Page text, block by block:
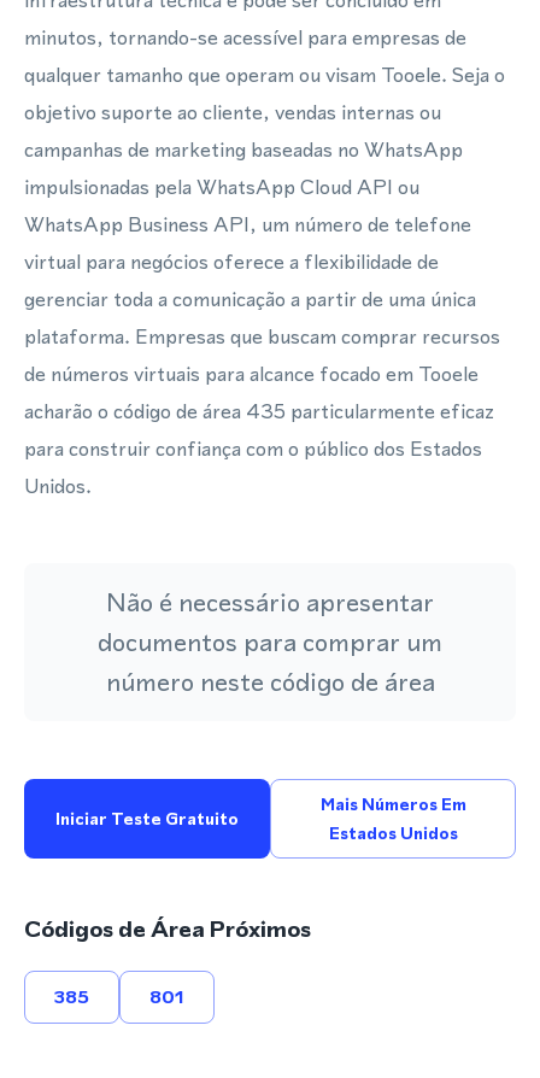
minutos, tornando-se acessível para empresas de
qualquer tamanho que operam ou visam Tooele. Seja o
objetivo suporte ao cliente, vendas internas ou
campanhas de marketing baseadas no WhatsApp
impulsionadas pela WhatsApp Cloud API ou
WhatsApp Business API, um número de telefone
virtual para negócios oferece a flexibilidade de
gerenciar toda a comunicação a partir de uma única
plataforma. Empresas que buscam comprar recursos
de números virtuais para alcance focado em Tooele
acharão o código de área 435 particularmente eficaz
para construir confiança com o público dos Estados
Unidos.
Não é necessário apresentar
documentos para comprar um
número neste código de área
Iniciar Teste Gratuito
Mais Números Em
Estados Unidos
Códigos de Área Próximos
385 801